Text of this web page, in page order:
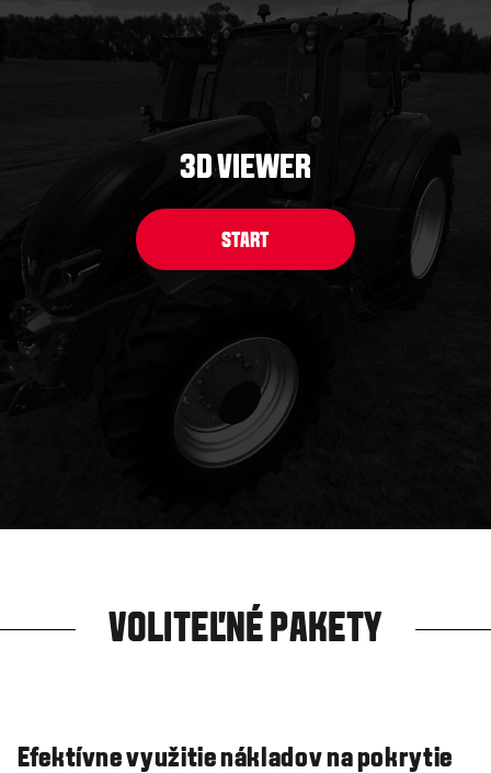
VOLITEĽNÉ PAKETY
Efektívne využitie nákladov na pokrytie